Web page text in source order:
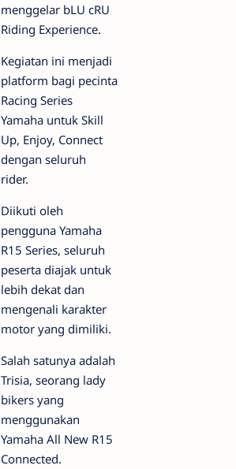
menggelar bLU cRU
Riding Experience.
Kegiatan ini menjadi
platform bagi pecinta
Racing Series
Yamaha untuk Skill
Up, Enjoy, Connect
dengan seluruh
rider.
Diikuti oleh
pengguna Yamaha
R15 Series, seluruh
peserta diajak untuk
lebih dekat dan
mengenali karakter
motor yang dimiliki.
Salah satunya adalah
Trisia, seorang lady
bikers yang
menggunakan
Yamaha All New R15
Connected.